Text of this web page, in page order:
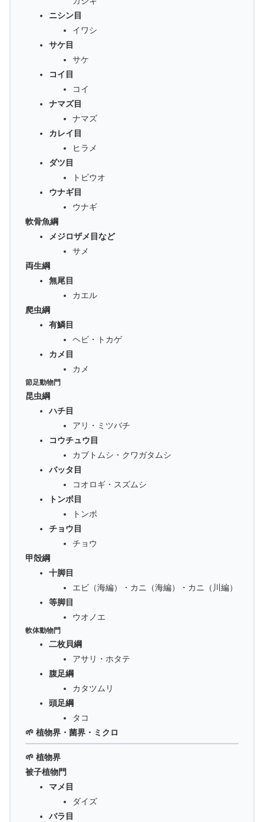
ニシン目
イワシ
サケ目
サケ
コイ目
コイ
ナマズ目
ナマズ
カレイ目
ヒラメ
ダツ目
トビウオ
ウナギ目
ウナギ
軟骨魚綱
メジロザメ目など
サメ
両生綱
無尾目
カエル
爬虫綱
有鱗目
ヘビ・トカゲ
カメ目
カメ
節足動物門
昆虫綱
ハチ目
アリ・ミツバチ
コウチュウ目
カブトムシ・クワガタムシ
バッタ目
コオロギ・スズムシ
トンボ目
トンボ
チョウ目
チョウ
甲殻綱
十脚目
エビ（海編）・カニ（海編）・カニ（川編）
等脚目
ウオノエ
軟体動物門
二枚貝綱
アサリ・ホタテ
腹足綱
カタツムリ
頭足綱
タコ
🌱 植物界・菌界・ミクロ
🌱 植物界
被子植物門
マメ目
ダイズ
バラ目